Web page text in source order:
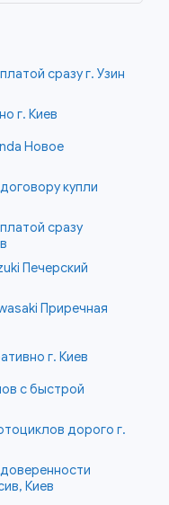
сразу г. Узин
г. Киев
Новое
купли
сразу
Печерский
Приречная
г. Киев
с быстрой
дорого г.
Киев